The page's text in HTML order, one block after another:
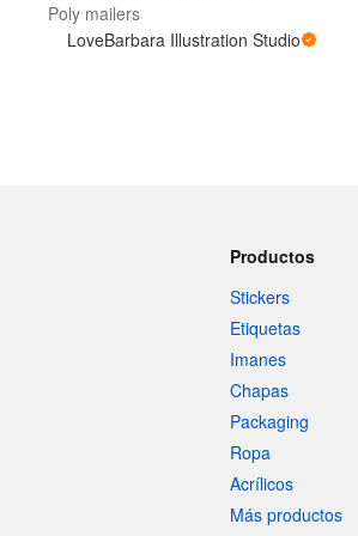
Poly mailers
LoveBarbara Illustration Studio
Productos
Stickers
Etiquetas
Imanes
Chapas
Packaging
Ropa
Acrílicos
Más productos